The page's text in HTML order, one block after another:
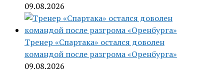
09.08.2026
Тренер «Спартака» остался доволен
командой после разгрома «Оренбурга»
09.08.2026